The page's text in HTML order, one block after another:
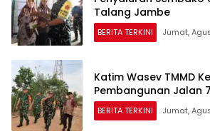
Talang Jambe
BERITA TERKINI Jumat,
Katim Wasev TMMD
Pembangunan Jalan
BERITA TERKINI Jumat,